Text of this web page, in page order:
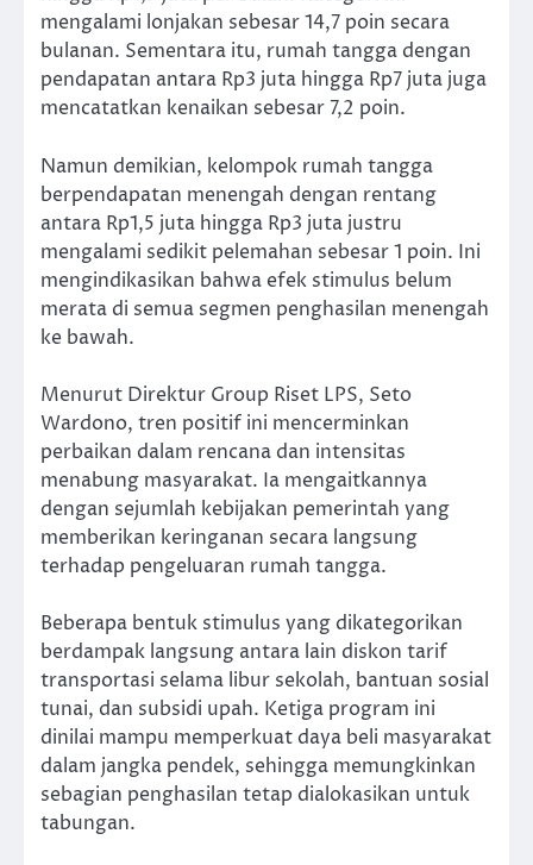
mengalami lonjakan sebesar 14,7 poin secara
bulanan. Sementara itu, rumah tangga dengan
pendapatan antara Rp3 juta hingga Rp7 juta juga
mencatatkan kenaikan sebesar 7,2 poin.
Namun demikian, kelompok rumah tangga
berpendapatan menengah dengan rentang
antara Rp1,5 juta hingga Rp3 juta justru
mengalami sedikit pelemahan sebesar 1 poin. Ini
mengindikasikan bahwa efek stimulus belum
merata di semua segmen penghasilan menengah
ke bawah.
Menurut Direktur Group Riset LPS, Seto
Wardono, tren positif ini mencerminkan
perbaikan dalam rencana dan intensitas
menabung masyarakat. Ia mengaitkannya
dengan sejumlah kebijakan pemerintah yang
memberikan keringanan secara langsung
terhadap pengeluaran rumah tangga.
Beberapa bentuk stimulus yang dikategorikan
berdampak langsung antara lain diskon tarif
transportasi selama libur sekolah, bantuan sosial
tunai, dan subsidi upah. Ketiga program ini
dinilai mampu memperkuat daya beli masyarakat
dalam jangka pendek, sehingga memungkinkan
sebagian penghasilan tetap dialokasikan untuk
tabungan.